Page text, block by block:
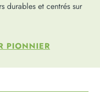
durables et centrés sur
PIONNIER